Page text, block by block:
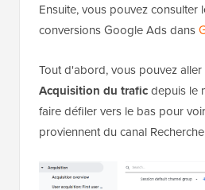
Ensuite, vous pouvez
conversions Google Ads dans
Tout d'abord, vous pouvez
Acquisition du traficdepuis le
faire défiler vers le bas pour
proviennent du canal